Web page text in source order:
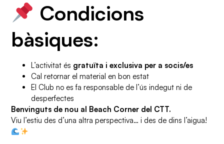
Condicions
bàsiques:
L’activitat és gratuïta i exclusiva per a socis/es
Cal retornar el material en bon estat
El Club no es fa responsable de l’ús indegut ni de
desperfectes
Benvinguts de nou al Beach Corner del CTT.
Viu l’estiu des d’una altra perspectiva… i des de dins l’aigua!